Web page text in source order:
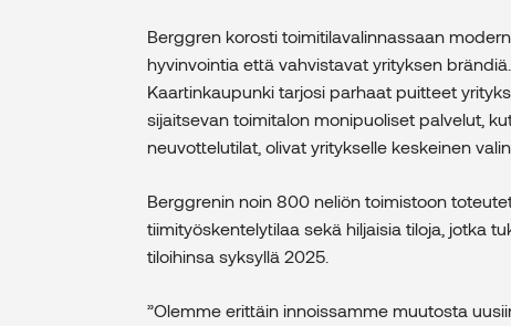
Berggren korosti toimitilavalinnassaan
hyvinvointia että vahvistavat yrityksen
Kaartinkaupunki tarjosi parhaat puitteet
sijaitsevan toimitalon monipuoliset palvelut,
neuvottelutilat, olivat yritykselle keskeinen
Berggrenin noin 800 neliön toimistoon
tiimityöskentelytilaa sekä hiljaisia tiloja, jotka
tiloihinsa syksyllä 2025.
”Olemme erittäin innoissamme muutosta